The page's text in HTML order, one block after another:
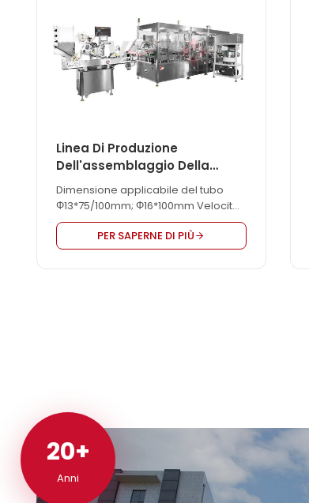
Linea Di Produzione
Dell'assemblaggio Della
Provetta Di Raccolta Del
Sangue Sottovuoto
Dimensione applicabile del tubo
Φ13*75/100mm; Φ16*100mm Velocità
di lavoro 15000-25000pcs/ora
PER SAPERNE DI PIÙ
20+
Anni